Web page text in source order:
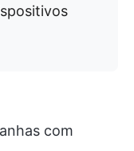
com